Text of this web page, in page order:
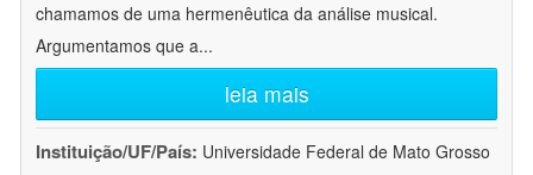
chamamos de uma hermenêutica da análise musical.
Argumentamos que a...
leia mais
Instituição/UF/País: Universidade Federal de Mato Grosso